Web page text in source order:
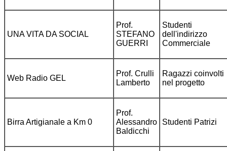
UNA VITA DA SOCIAL
Prof.
STEFANO
GUERRI
Studenti
dell'indirizzo
Commerciale
Web Radio GEL
Prof. Crulli
Lamberto
Ragazzi coinvolti
nel progetto
Birra Artigianale a Km 0
Prof.
Alessandro
Baldicchi
Studenti Patrizi